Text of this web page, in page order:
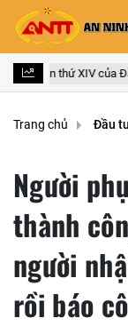
lần thứ XIV của
Trang chủ Đầu
Người
thành
người
rồi báo